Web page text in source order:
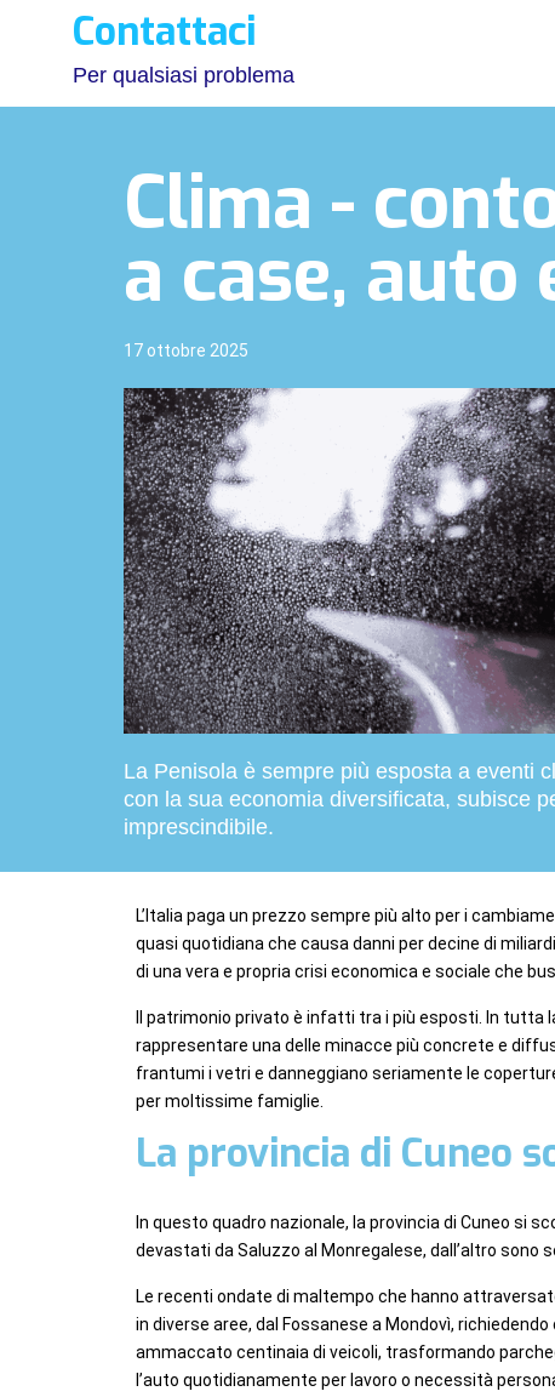
Contattaci
Per qualsiasi problema
Clima -
a case, auto
17 ottobre 2025
La Penisola è sempre più esposta a eventi
con la sua economia diversificata, subisce
imprescindibile.
L’Italia paga un prezzo sempre più alto per i
quasi quotidiana che causa danni per decine di
di una vera e propria crisi economica e sociale che
Il patrimonio privato è infatti tra i più esposti. In
rappresentare una delle minacce più concrete e
frantumi i vetri e danneggiano seriamente le
per moltissime famiglie.
La provincia di Cuneo
In questo quadro nazionale, la provincia di Cuneo si
devastati da Saluzzo al Monregalese, dall’altro sono
Le recenti ondate di maltempo che hanno
in diverse aree, dal Fossanese a Mondovì,
ammaccato centinaia di veicoli, trasformando
l’auto quotidianamente per lavoro o necessità